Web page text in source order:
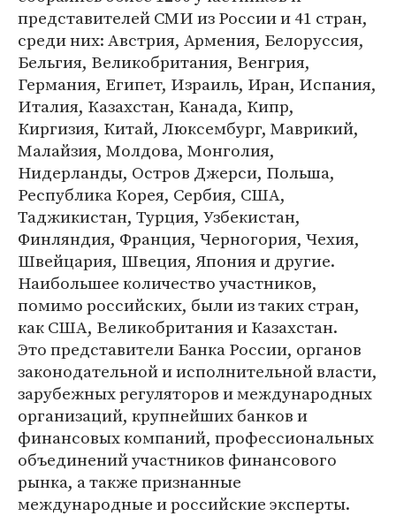
представителей СМИ из России и 41 стран,
среди них: Австрия, Армения, Белоруссия,
Бельгия, Великобритания, Венгрия,
Германия, Египет, Израиль, Иран, Испания,
Италия, Казахстан, Канада, Кипр,
Киргизия, Китай, Люксембург, Маврикий,
Малайзия, Молдова, Монголия,
Нидерланды, Остров Джерси, Польша,
Республика Корея, Сербия, США,
Таджикистан, Турция, Узбекистан,
Финляндия, Франция, Черногория, Чехия,
Швейцария, Швеция, Япония и другие.
Наибольшее количество участников,
помимо российских, были из таких стран,
как США, Великобритания и Казахстан.
Это представители Банка России, органов
законодательной и исполнительной власти,
зарубежных регуляторов и международных
организаций, крупнейших банков и
финансовых компаний, профессиональных
объединений участников финансового
рынка, а также признанные
международные и российские эксперты.